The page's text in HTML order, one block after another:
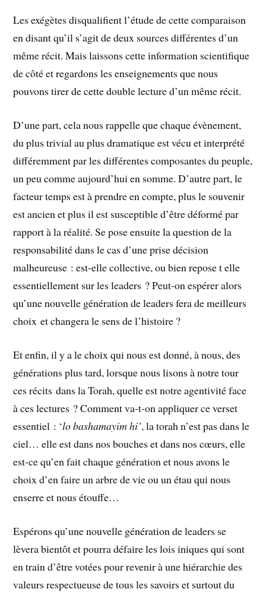
Les exégètes disqualifient l’étude de cette comparaison
en disant qu’il s’agit de deux sources différentes d’un
même récit. Mais laissons cette information scientifique
de côté et regardons les enseignements que nous
pouvons tirer de cette double lecture d’un même récit.
D’une part, cela nous rappelle que chaque évènement,
du plus trivial au plus dramatique est vécu et interprété
différemment par les différentes composantes du peuple,
un peu comme aujourd’hui en somme. D’autre part, le
facteur temps est à prendre en compte, plus le souvenir
est ancien et plus il est susceptible d’être déformé par
rapport à la réalité. Se pose ensuite la question de la
responsabilité dans le cas d’une prise décision
malheureuse : est-elle collective, ou bien repose t elle
essentiellement sur les leaders ? Peut-on espérer alors
qu’une nouvelle génération de leaders fera de meilleurs
choix et changera le sens de l’histoire ?
Et enfin, il y a le choix qui nous est donné, à nous, des
générations plus tard, lorsque nous lisons à notre tour
ces récits dans la Torah, quelle est notre agentivité face
à ces lectures ? Comment va-t-on appliquer ce verset
essentiel : ‘lo bashamayim hi’, la torah n’est pas dans le
ciel… elle est dans nos bouches et dans nos cœurs, elle
est-ce qu’en fait chaque génération et nous avons le
choix d’en faire un arbre de vie ou un étau qui nous
enserre et nous étouffe…
Espérons qu’une nouvelle génération de leaders se
lèvera bientôt et pourra défaire les lois iniques qui sont
en train d’être votées pour revenir à une hiérarchie des
valeurs respectueuse de tous les savoirs et surtout du